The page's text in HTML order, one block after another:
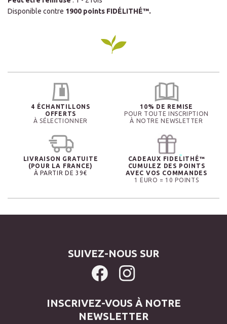
Disponible contre 1900 points FIDÉLITHÉ™.
4 ÉCHANTILLONS
OFFERTS
À SÉLECTIONNER
10% DE REMISE
POUR TOUTE INSCRIPTION
À NOTRE NEWSLETTER
LIVRAISON GRATUITE
(POUR LA FRANCE)
À PARTIR DE 39€
CADEAUX FIDELITHÉ™
CUMULEZ DES POINTS
AVEC VOS COMMANDES
1 EURO = 10 POINTS
SUIVEZ-NOUS SUR
INSCRIVEZ-VOUS À NOTRE
NEWSLETTER